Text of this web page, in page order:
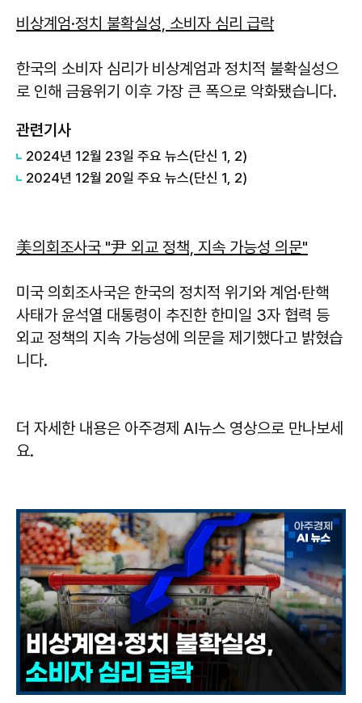
비상계엄·정치 불확실성, 소비자 심리 급락
한국의 소비자 심리가 비상계엄과 정치적 불확실성으
로 인해 금융위기 이후 가장 큰 폭으로 악화됐습니다.
관련기사
2024년 12월 23일 주요 뉴스(단신 1, 2)
2024년 12월 20일 주요 뉴스(단신 1, 2)
美의회조사국 "尹 외교 정책, 지속 가능성 의문"
미국 의회조사국은 한국의 정치적 위기와 계엄·탄핵
사태가 윤석열 대통령이 추진한 한미일 3자 협력 등
외교 정책의 지속 가능성에 의문을 제기했다고 밝혔습
니다.
더 자세한 내용은 아주경제 AI뉴스 영상으로 만나보세
요.